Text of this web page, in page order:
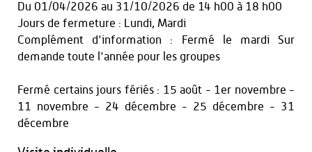
Du 01/04/2026 au 31/10/2026 de 14 h00 à 18 h00
Jours de fermeture : Lundi, Mardi
Complément d'information : Fermé le mardi Sur
demande toute l'année pour les groupes
Fermé certains jours fériés : 15 août - 1er novembre -
11 novembre - 24 décembre - 25 décembre - 31
décembre